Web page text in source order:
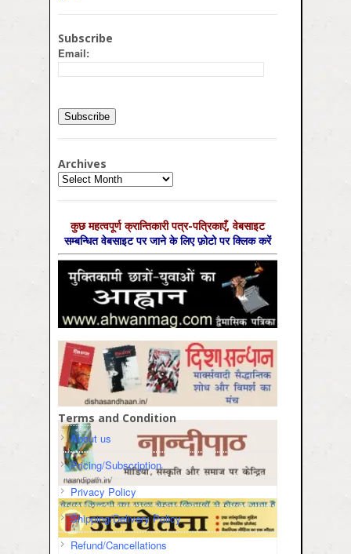
Subscribe
Email:
Archives
Archives
कुछ महत्‍वपूर्ण क्रान्तिकारी पत्र-पत्रिकाएँ, वेबसाइट
सम्‍बन्धित वेबसाइट पर जाने के लिए फ़ोटो पर क्लिक करें
Terms and Condition
About us
Pricing/Subscription
Privacy Policy
Shipping/Delivery Policy
Refund/Cancellations